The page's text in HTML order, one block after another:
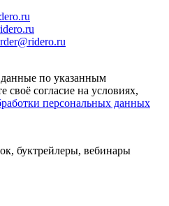
по указанным
согласие на условиях,
персональных данных
буктрейлеры, вебинары